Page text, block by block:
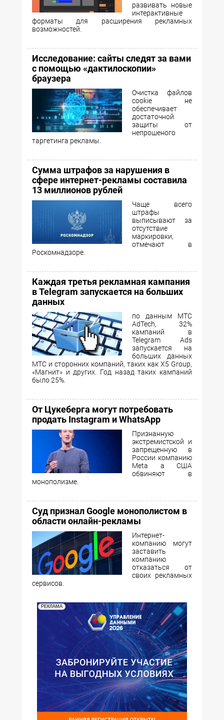
развивать новые
интерактивные
форматы для расширения рекламных
возможностей.
Исследование: сайты следят за вами
с помощью «дактилоскопии»
браузера
Очистка файлов
cookie не
обеспечивает
достаточной
защиты от
непрошеного
таргетинга рекламы.
Сумма штрафов за нарушения в
сфере интернет-рекламы составила
13 миллионов рублей
Чаще всего
штрафы
выписывают за
отсутствие
маркировки,
отмечают в
Роскомнадзоре.
Каждая третья рекламная кампания
в Telegram запускается на больших
данных
по данным МТС
AdTech, 32%
кампаний в
Telegram Ads
запускается на
больших данных
МТС и сторонних компаний, таких как X5 Group,
«Магнит» и других. Год назад таких кампаний
было 25%.
От Цукеберга могут потребовать
продать Instagram и WhatsApp
Признанную
экстремистской и
запрещенную в
России компанию
Meta а США
обвиняют в
монополизме.
Суд признал Google монополистом в
области онлайн-рекламы
Интернет-
компанию могут
заставить
компанию
отказаться от
своих рекламных
сервисов.
РЕКЛАМА